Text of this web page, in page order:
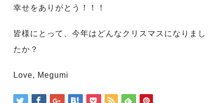
幸せをありがとう！！！
皆様にとって、今年はどんなクリスマスになりまし
たか？
Love, Megumi